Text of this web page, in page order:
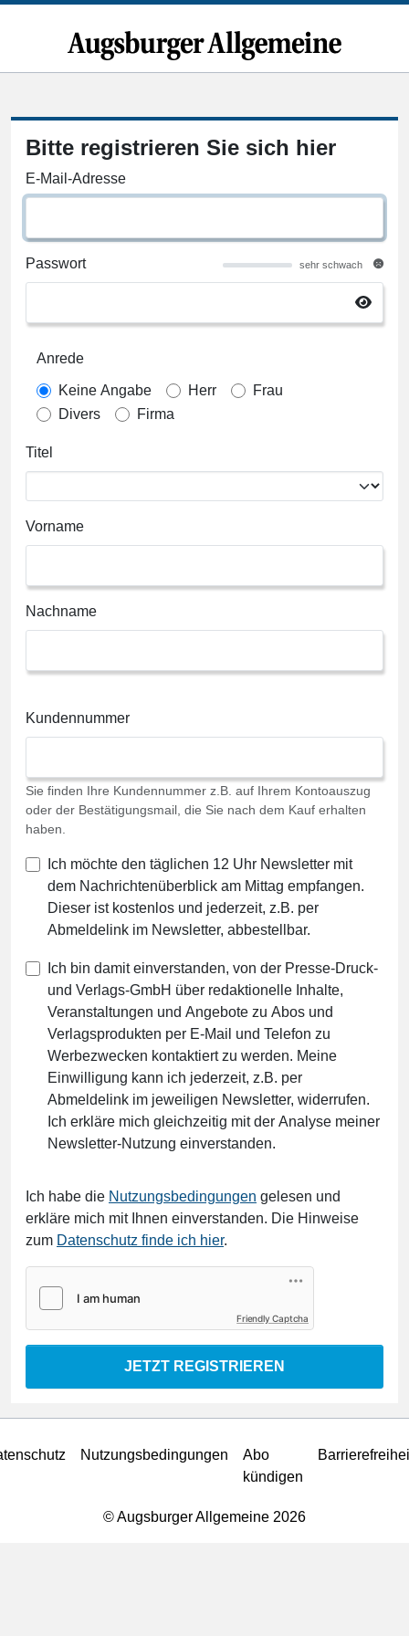
Bitte registrieren Sie sich hier
E-Mail-Adresse
Passwort sehr schwach
Anrede
Keine Angabe Herr
Frau
Divers
Firma
Titel
Vorname
Nachname
Kundennummer
Sie finden Ihre Kundennummer z.B. auf Ihrem Kontoauszug
oder der Bestätigungsmail, die Sie nach dem Kauf erhalten
haben.
Ich möchte den täglichen 12 Uhr Newsletter mit
dem Nachrichtenüberblick am Mittag empfangen.
Dieser ist kostenlos und jederzeit, z.B. per
Abmeldelink im Newsletter, abbestellbar.
Ich bin damit einverstanden, von der Presse-Druck-
und Verlags-GmbH über redaktionelle Inhalte,
Veranstaltungen und Angebote zu Abos und
Verlagsprodukten per E-Mail und Telefon zu
Werbezwecken kontaktiert zu werden. Meine
Einwilligung kann ich jederzeit, z.B. per
Abmeldelink im jeweiligen Newsletter, widerrufen.
Ich erkläre mich gleichzeitig mit der Analyse meiner
Newsletter-Nutzung einverstanden.
Ich habe die Nutzungsbedingungen gelesen und
erkläre mich mit Ihnen einverstanden. Die Hinweise
zum Datenschutz finde ich hier.
Friendly Captcha
JETZT REGISTRIEREN
Nutzungsbedingungen
Abo
kündigen
© Augsburger Allgemeine 2026